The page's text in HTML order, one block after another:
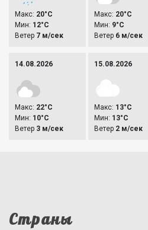
Макс: 20°C
Мин: 12°C
Ветер 7 м/сек
Макс: 20°C
Мин: 9°C
Ветер 6 м/сек
14.08.2026
Макс: 22°C
Мин: 10°C
Ветер 3 м/сек
15.08.2026
Макс: 13°C
Мин: 13°C
Ветер 2 м/сек
Страны